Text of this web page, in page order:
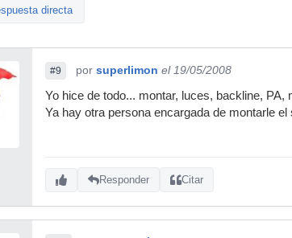
directa
#9 por superlimon el 19/05/2008
Yo hice de todo... montar, luces, backline,
Ya hay otra persona encargada de montarle el
Responder Citar